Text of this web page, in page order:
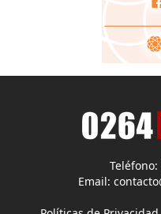
Teléfono:
Email: